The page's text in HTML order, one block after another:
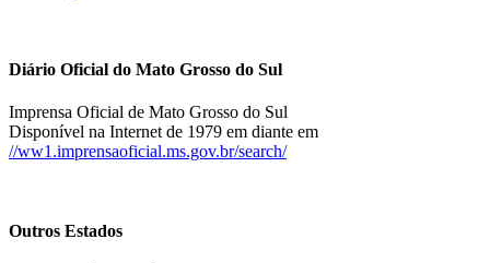
Diário Oficial do Mato Grosso do Sul
Imprensa Oficial de Mato Grosso do Sul
Disponível na Internet de 1979 em diante em
//ww1.imprensaoficial.ms.gov.br/search/
Outros Estados